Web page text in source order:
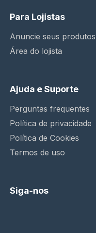
Para Lojistas
Anuncie seus produtos
Área do lojista
Ajuda e Suporte
Perguntas frequentes
Política de privacidade
Política de Cookies
Termos de uso
Siga-nos